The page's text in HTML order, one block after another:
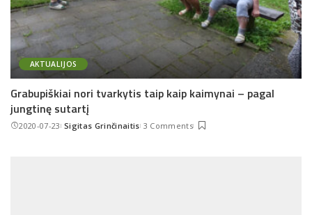
AKTUALIJOS
Grabupiškiai nori tvarkytis taip kaip kaimynai – pagal
jungtinę sutartį
2020-07-23Posted
Sigitas Grinčinaitis 3 Comments